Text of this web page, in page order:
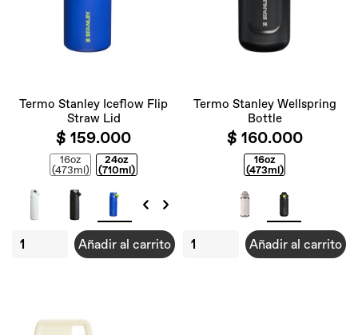
Termo Stanley Iceflow Flip
Straw Lid
$ 159.000
16oz
(473ml)
24oz
(710ml)
Añadir al carrito
Termo Stanley Wellspring
Bottle
$ 160.000
16oz
(473ml)
Añadir al carrito